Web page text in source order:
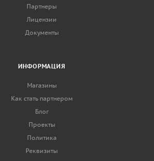
Партнеры
Лицензии
Документы
ИНФОРМАЦИЯ
Магазины
Как стать партнером
Блог
Проекты
Политика
Реквизиты